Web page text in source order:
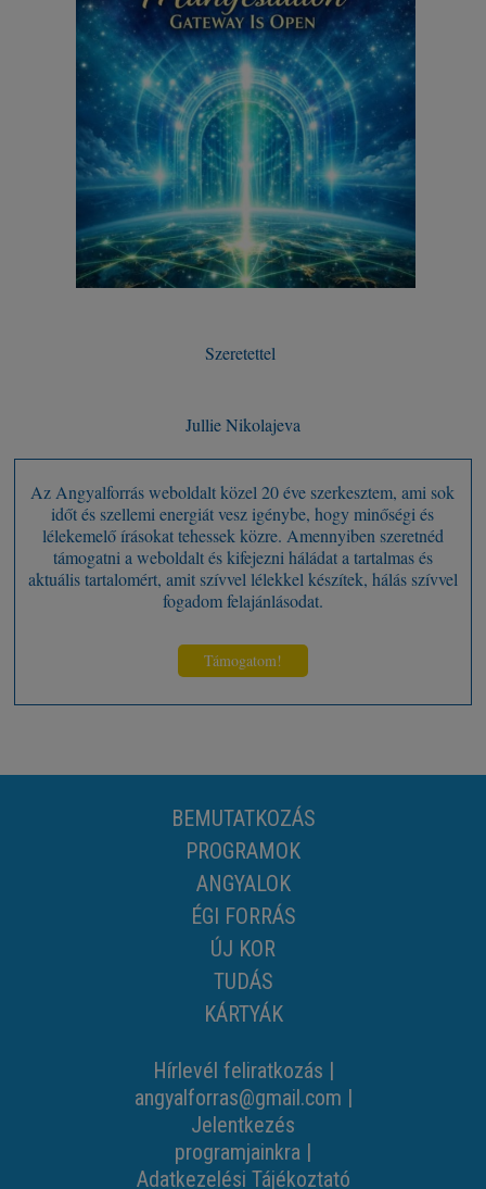
Szeretettel
Jullie Nikolajeva
Az Angyalforrás weboldalt közel 20 éve szerkesztem, ami sok
időt és szellemi energiát vesz igénybe, hogy minőségi és
lélekemelő írásokat tehessek közre. Amennyiben szeretnéd
támogatni a weboldalt és kifejezni háládat a tartalmas és
aktuális tartalomért, amit szívvel lélekkel készítek, hálás szívvel
fogadom felajánlásodat.
Támogatom!
BEMUTATKOZÁS
PROGRAMOK
ANGYALOK
ÉGI FORRÁS
ÚJ KOR
TUDÁS
KÁRTYÁK
Hírlevél feliratkozás |
angyalforras@gmail.com |
Jelentkezés
programjainkra |
Adatkezelési Tájékoztató